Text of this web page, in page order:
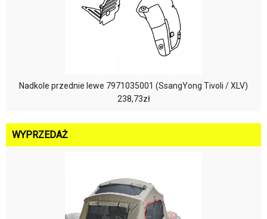
Nadkole przednie lewe 7971035001 (SsangYong Tivoli / XLV)
238,73zł
WYPRZEDAŻ